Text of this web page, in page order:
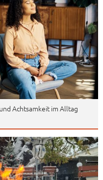
Achtsamkeit im Alltag